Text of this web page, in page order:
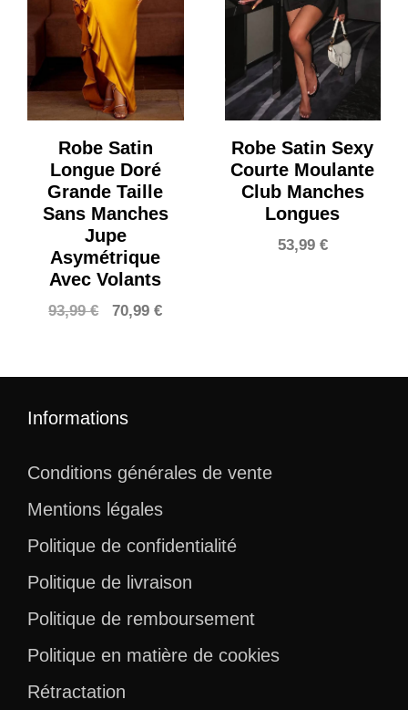
Robe Satin
Longue Doré
Grande Taille
Sans Manches
Jupe
Asymétrique
Avec Volants
93,99€
Le
était :
70,99€Le
est :
Robe Satin Sexy
Courte Moulante
Club Manches
Longues
53,99 €
Informations
Conditions générales de vente
Mentions légales
Politique de confidentialité
Politique de livraison
Politique de remboursement
Politique en matière de cookies
Rétractation